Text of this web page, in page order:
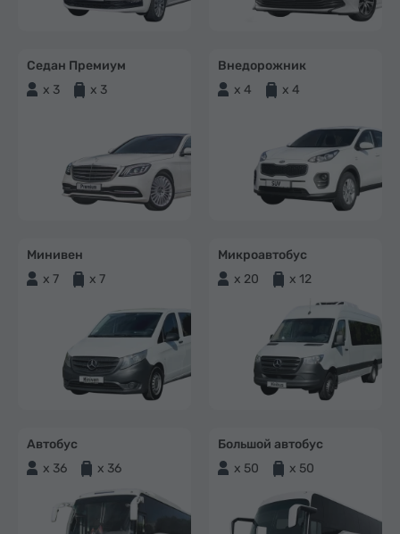
Седан Премиум
x 3
x 3
Внедорожник
x 4
x 4
Минивен
x 7
x 7
Микроавтобус
x 20
x 12
Автобус
x 36
x 36
Большой автобус
x 50
x 50